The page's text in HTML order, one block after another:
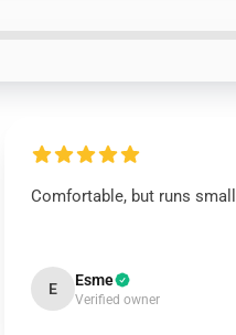
Comfortable, but runs
E Esme
Verified owner